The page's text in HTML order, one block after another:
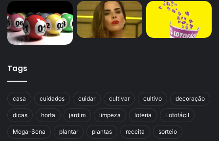
Tags
casa cuidados cuidar cultivar cultivo decoração
dicas horta jardim limpeza loteria Lotofácil
Mega-Sena plantar plantas receita sorteio